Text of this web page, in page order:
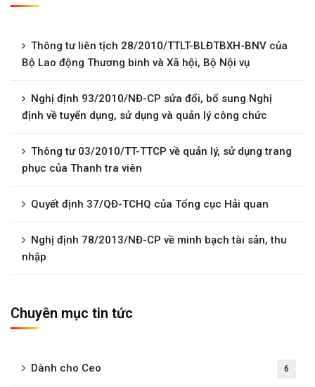
Thông tư liên tịch 28/2010/TTLT-BLĐTBXH-BNV của
Bộ Lao động Thương binh và Xã hội, Bộ Nội vụ
Nghị định 93/2010/NĐ-CP sửa đổi, bổ sung Nghị
định về tuyển dụng, sử dụng và quản lý công chức
Thông tư 03/2010/TT-TTCP về quản lý, sử dụng trang
phục của Thanh tra viên
Quyết định 37/QĐ-TCHQ của Tổng cục Hải quan
Nghị định 78/2013/NĐ-CP về minh bạch tài sản, thu
nhập
Chuyên mục tin tức
Dành cho Ceo 6